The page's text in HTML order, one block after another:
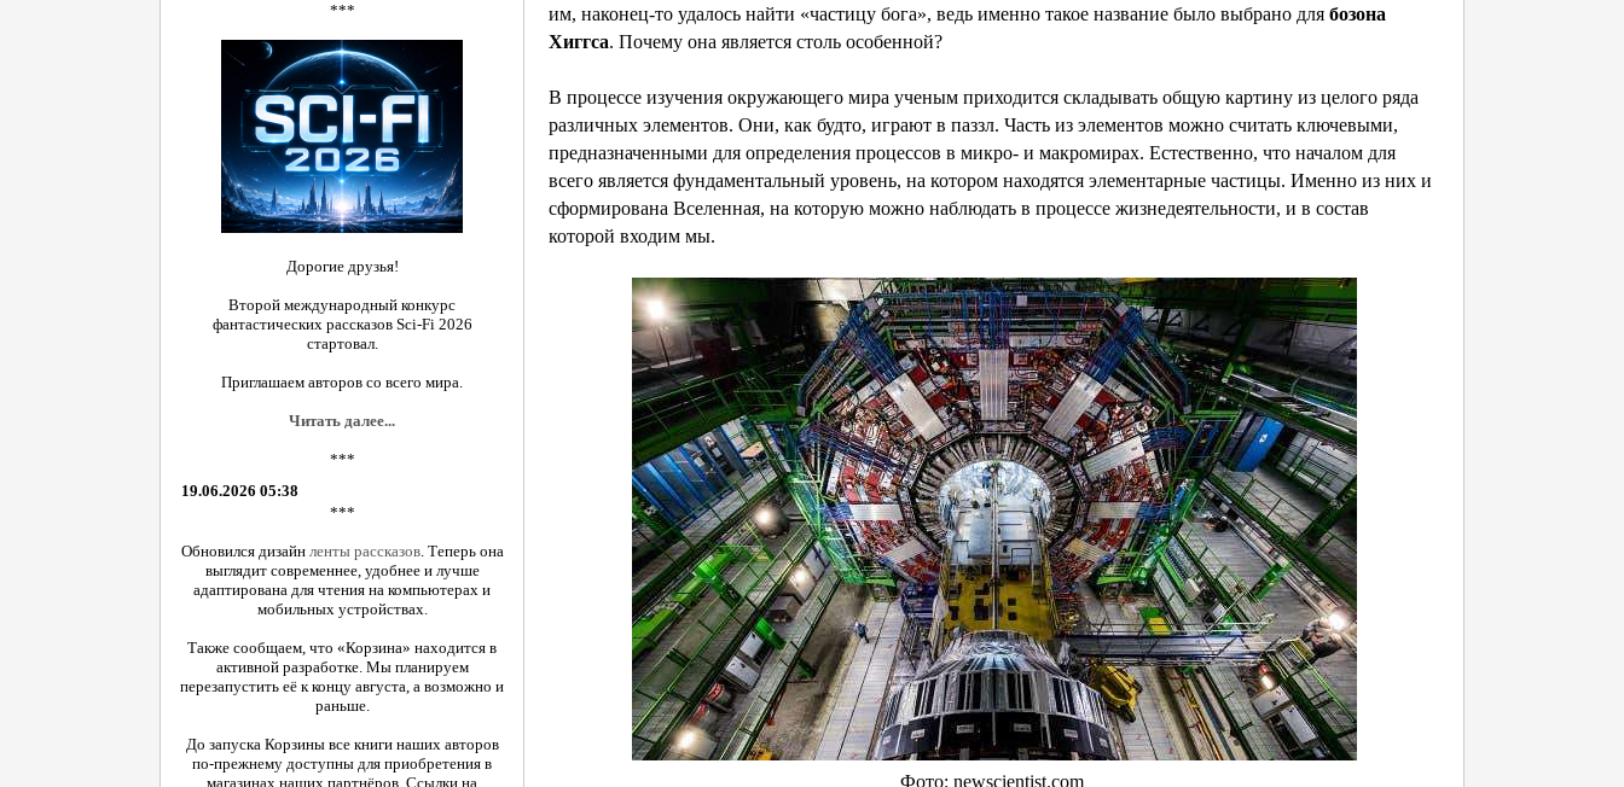
***
Дорогие друзья!
Второй международный конкурс
фантастических рассказов Sci-Fi 2026
стартовал.
Приглашаем авторов со всего мира.
Читать далее...
***
19.06.2026 05:38
***
Обновился дизайн ленты рассказов. Теперь она
выглядит современнее, удобнее и лучше
адаптирована для чтения на компьютерах и
мобильных устройствах.
Также сообщаем, что «Корзина» находится в
активной разработке. Мы планируем
перезапустить её к концу августа, а возможно и
раньше.
До запуска Корзины все книги наших авторов
по-прежнему доступны для приобретения в
магазинах наших партнёров. Ссылки на
им, наконец-то удалось найти «частицу бога», ведь именно такое название было выбрано для бозона
Хиггса. Почему она является столь особенной?
В процессе изучения окружающего мира ученым приходится складывать общую картину из целого ряда
различных элементов. Они, как будто, играют в паззл. Часть из элементов можно считать ключевыми,
предназначенными для определения процессов в микро- и макромирах. Естественно, что началом для
всего является фундаментальный уровень, на котором находятся элементарные частицы. Именно из них и
сформирована Вселенная, на которую можно наблюдать в процессе жизнедеятельности, и в состав
которой входим мы.
Фото: newscientist.com